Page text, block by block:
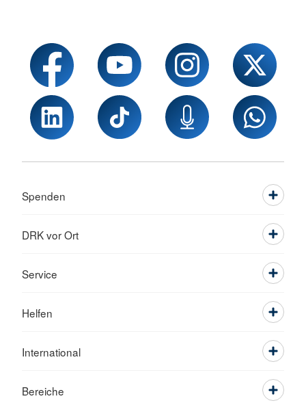
Spenden
DRK vor Ort
Service
Helfen
International
Bereiche